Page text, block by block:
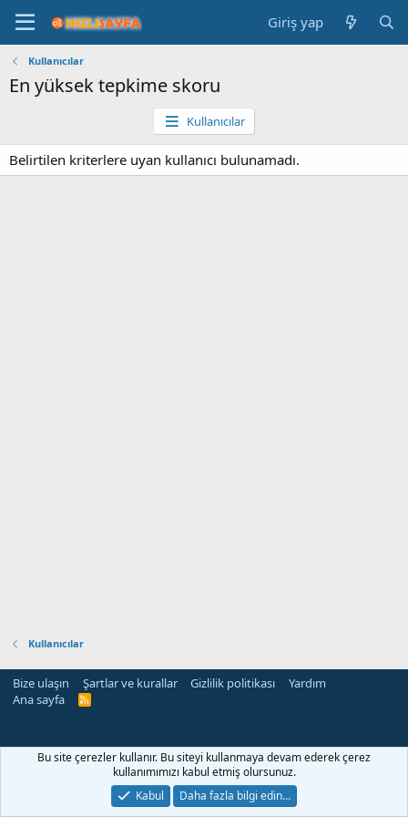
Giriş yap
Kullanıcılar
En yüksek tepkime skoru
Kullanıcılar
Belirtilen kriterlere uyan kullanıcı bulunamadı.
Kullanıcılar
Bize ulaşın Şartlar ve kurallar Gizlilik politikası
Yardım
Ana sayfa
R
Bu site çerezler kullanır. Bu siteyi kullanmaya devam ederek çerez
kullanımımızı kabul etmiş olursunuz.
Kabul
Daha fazla bilgi edin…